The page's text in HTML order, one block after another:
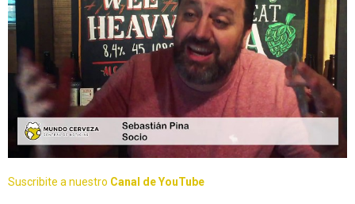
Suscribite a nuestro Canal de YouTube